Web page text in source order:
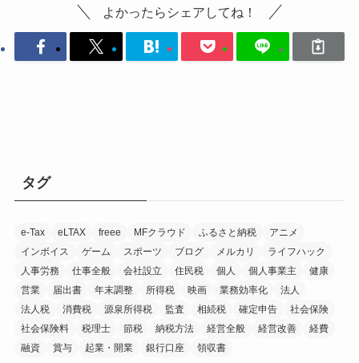
よかったらシェアしてね！
タグ
e-Tax eLTAX freee MFクラウド ふるさと納税
アニメ
インボイス
ゲーム スポーツ ブログ メルカリ
ライフハック
人事労務
仕事全般 会社設立 住民税 個人 個人事業主
健康
営業
届出書 年末調整 所得税 映画 業務効率化
法人
法人税
消費税 源泉所得税 監査 相続税 確定申告
社会保険
社会保険料
税理士 節税 納税方法 経営全般 経営改善
経費
融資
賞与 起業・開業 銀行口座 領収書